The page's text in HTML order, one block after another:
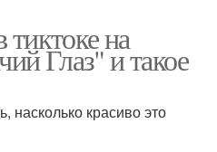
тиктоке на
Глаз" и такое
насколько красиво это